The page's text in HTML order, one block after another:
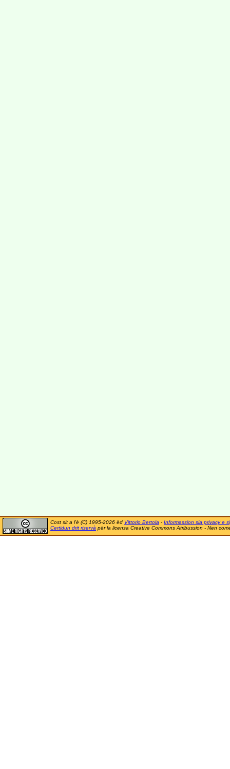
Cost sit a l'è (C) 1995-2026 ëd Vittorio Bertola - Informassion sla privacy e
Certidun drit riservà për la licensa Creative Commons Atribussion - Nen